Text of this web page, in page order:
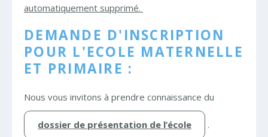
automatiquement supprimé.
DEMANDE D'INSCRIPTION
POUR L'ECOLE MATERNELLE
ET PRIMAIRE :
Nous vous invitons à prendre connaissance du
dossier de présentation de l’école .